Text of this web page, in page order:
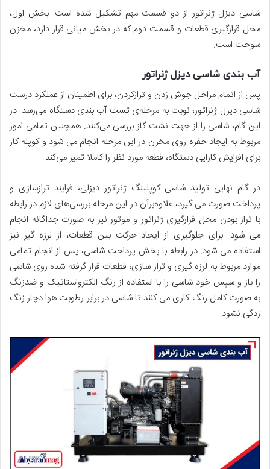
شاسی دیزل ژنراتور از دو قسمت مهم تشکیل شده است. بخش اول،
محل قرارگیری قطعات و قسمت دوم که در بخش میانی قرار دارد، مخزن
سوخت است.
آب بندی شاسی دیزل ژنراتور
پس از اتمام مراحل جوش زدن و ترازکردن، برای اطمینان از عملکرد درست
شاسی دیزل ژنراتور، نوبت به مرحله‌­ی تست آب بندی دستگاه می‌­رسد. در
این گام، شاسی را از جهت نشت گاز بررسی می­‌کنند. همچنین تمامی امور
مربوط به ایجاد حفره روی مخزن در این مرحله انجام می شود و کوپله کار
برای افزایش کارایی دستگاه، قطعه مورد نظر را کاملا تمیز می­‌کند.
در گام نهایی تولید شاسی کوپلینگ ژنراتور دیزلی، فرایند ترازسازی و
پرداخت صورت می گیرد، علاوه­‌برآن در این مرحله بررسی­‌های لازم در رابطه
با تراز بودن محل قرارگیری ژنراتور و موتور نیز به صورت جداگانه انجام
می شود. برای جلوگیری از ایجاد حرکت بین قطعات، از لرزه‌ ­گیر نیز
استفاده می شود. در رابطه با بخش پرداخت شاسی، پس از انجام تمامی
موارد مربوط به لرزه گیری و تراز سازی، قطعات قرار گرفته شده روی شاسی
را باز و سپس خود شاسی را با استفاده از رنگ الکترواستاتیک و ضدزنگ
به صورت کامل رنگ کاری می کنند تا شاسی در برابر رطوبت هوا دچار زنگ
زدگی نشود.